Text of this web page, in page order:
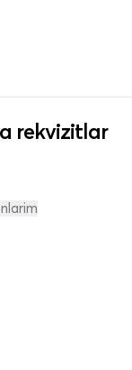
rekvizitlar